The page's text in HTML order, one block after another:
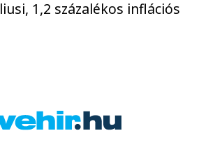
1,2 százalékos inflációs